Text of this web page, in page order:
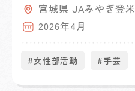
宮城県 JAみやぎ登米
2026年4月
#女性部活動 #手芸